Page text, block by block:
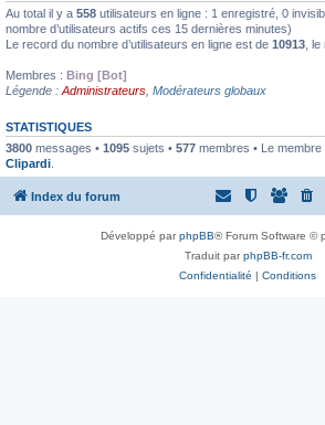
Au total il y a 558 utilisateurs en ligne : 1 enregistré, 0
nombre d’utilisateurs actifs ces 15 dernières minutes)
Le record du nombre d’utilisateurs en ligne est de 10913 ,
Membres : Bing [Bot]
Légende : Administrateurs Modérateurs globaux
STATISTIQUES
3800 messages • 1095 sujets • 577 membres • Le
Clipardi
Index du forum
Développé parphpBB® Forum Software ©
Traduit parphpBB-fr.com
Confidentialité | Conditions